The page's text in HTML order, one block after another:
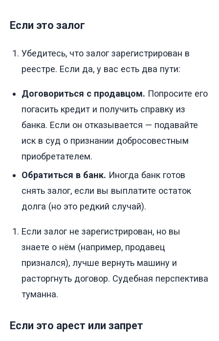
Если это залог
Убедитесь, что залог зарегистрирован в
реестре. Если да, у вас есть два пути:
Договориться с продавцом. Попросите его
погасить кредит и получить справку из
банка. Если он отказывается — подавайте
иск в суд о признании добросовестным
приобретателем.
Обратиться в банк. Иногда банк готов
снять залог, если вы выплатите остаток
долга (но это редкий случай).
Если залог не зарегистрирован, но вы
знаете о нём (например, продавец
признался), лучше вернуть машину и
расторгнуть договор. Судебная перспектива
туманна.
Если это арест или запрет